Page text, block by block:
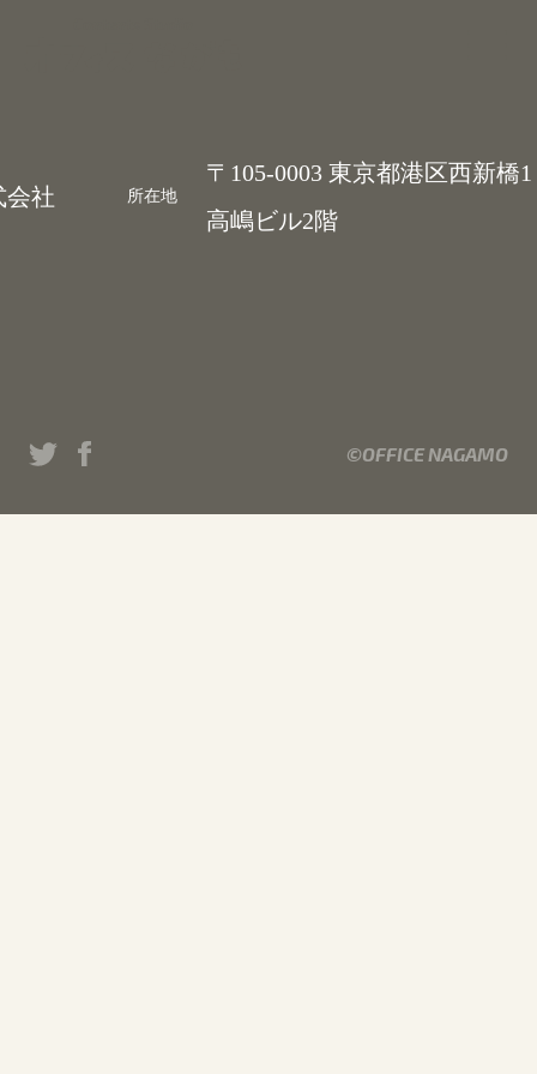
社 所在地
〒105-0003 東京都港区西新
高嶋ビル2階
©OFFICE NAGAMO